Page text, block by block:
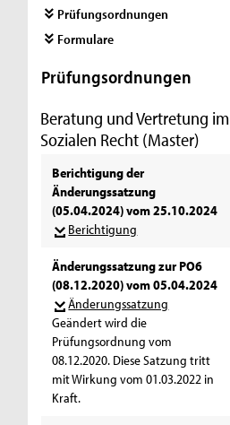
Prüfungsordnungen
Formulare
Prüfungsordnungen
Beratung und Vertretung im
Sozialen Recht (Master)
Berichtigung der
Änderungssatzung
(05.04.2024) vom 25.10.2024
Berichtigung
Änderungssatzung zur PO6
(08.12.2020) vom 05.04.2024
Änderungssatzung
Geändert wird die
Prüfungsordnung vom
08.12.2020. Diese Satzung tritt
mit Wirkung vom 01.03.2022 in
Kraft.